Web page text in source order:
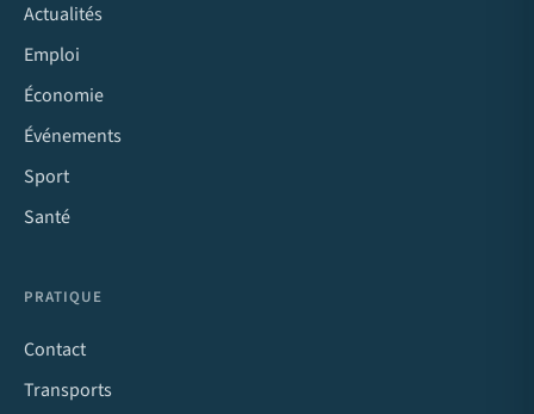
Actualités
Emploi
Économie
Événements
Sport
Santé
PRATIQUE
Contact
Transports